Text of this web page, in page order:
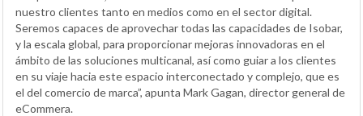
nuestro clientes tanto en medios como en el sector digital.
Seremos capaces de aprovechar todas las capacidades de Isobar,
y la escala global, para proporcionar mejoras innovadoras en el
ámbito de las soluciones multicanal, así como guiar a los clientes
en su viaje hacia este espacio interconectado y complejo, que es
el del comercio de marca”, apunta Mark Gagan, director general de
eCommera.